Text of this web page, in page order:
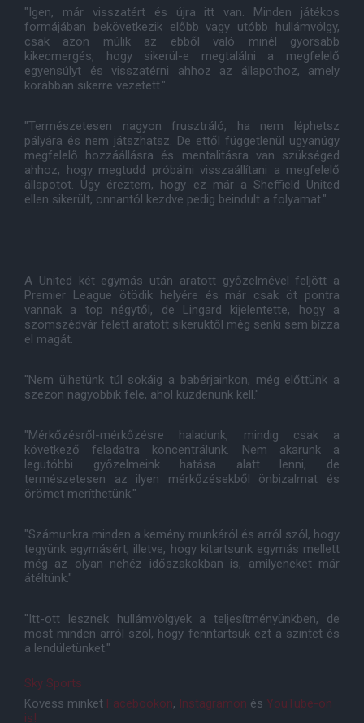
"Igen, már visszatért és újra itt van. Minden játékos
formájában bekövetkezik előbb vagy utóbb hullámvölgy,
csak azon múlik az ebből való minél gyorsabb
kikecmergés, hogy sikerül-e megtalálni a megfelelő
egyensúlyt és visszatérni ahhoz az állapothoz, amely
korábban sikerre vezetett."
"Természetesen nagyon frusztráló, ha nem léphetsz
pályára és nem játszhatsz. De ettől függetlenül ugyanúgy
megfelelő hozzáállásra és mentalitásra van szükséged
ahhoz, hogy megtudd próbálni visszaállítani a megfelelő
állapotot. Úgy éreztem, hogy ez már a Sheffield United
ellen sikerült, onnantól kezdve pedig beindult a folyamat."
A United két egymás után aratott győzelmével feljött a
Premier League ötödik helyére és már csak öt pontra
vannak a top négytől, de Lingard kijelentette, hogy a
szomszédvár felett aratott sikerüktől még senki sem bízza
el magát.
"Nem ülhetünk túl sokáig a babérjainkon, még előttünk a
szezon nagyobbik fele, ahol küzdenünk kell."
"Mérkőzésről-mérkőzésre haladunk, mindig csak a
következő feladatra koncentrálunk. Nem akarunk a
legutóbbi győzelmeink hatása alatt lenni, de
természetesen az ilyen mérkőzésekből önbizalmat és
örömet meríthetünk."
"Számunkra minden a kemény munkáról és arról szól, hogy
tegyünk egymásért, illetve, hogy kitartsunk egymás mellett
még az olyan nehéz időszakokban is, amilyeneket már
átéltünk."
"Itt-ott lesznek hullámvölgyek a teljesítményünkben, de
most minden arról szól, hogy fenntartsuk ezt a szintet és
a lendületünket."
Sky Sports
Kövess minket Facebookon, Instagramon és YouTube-on
is!